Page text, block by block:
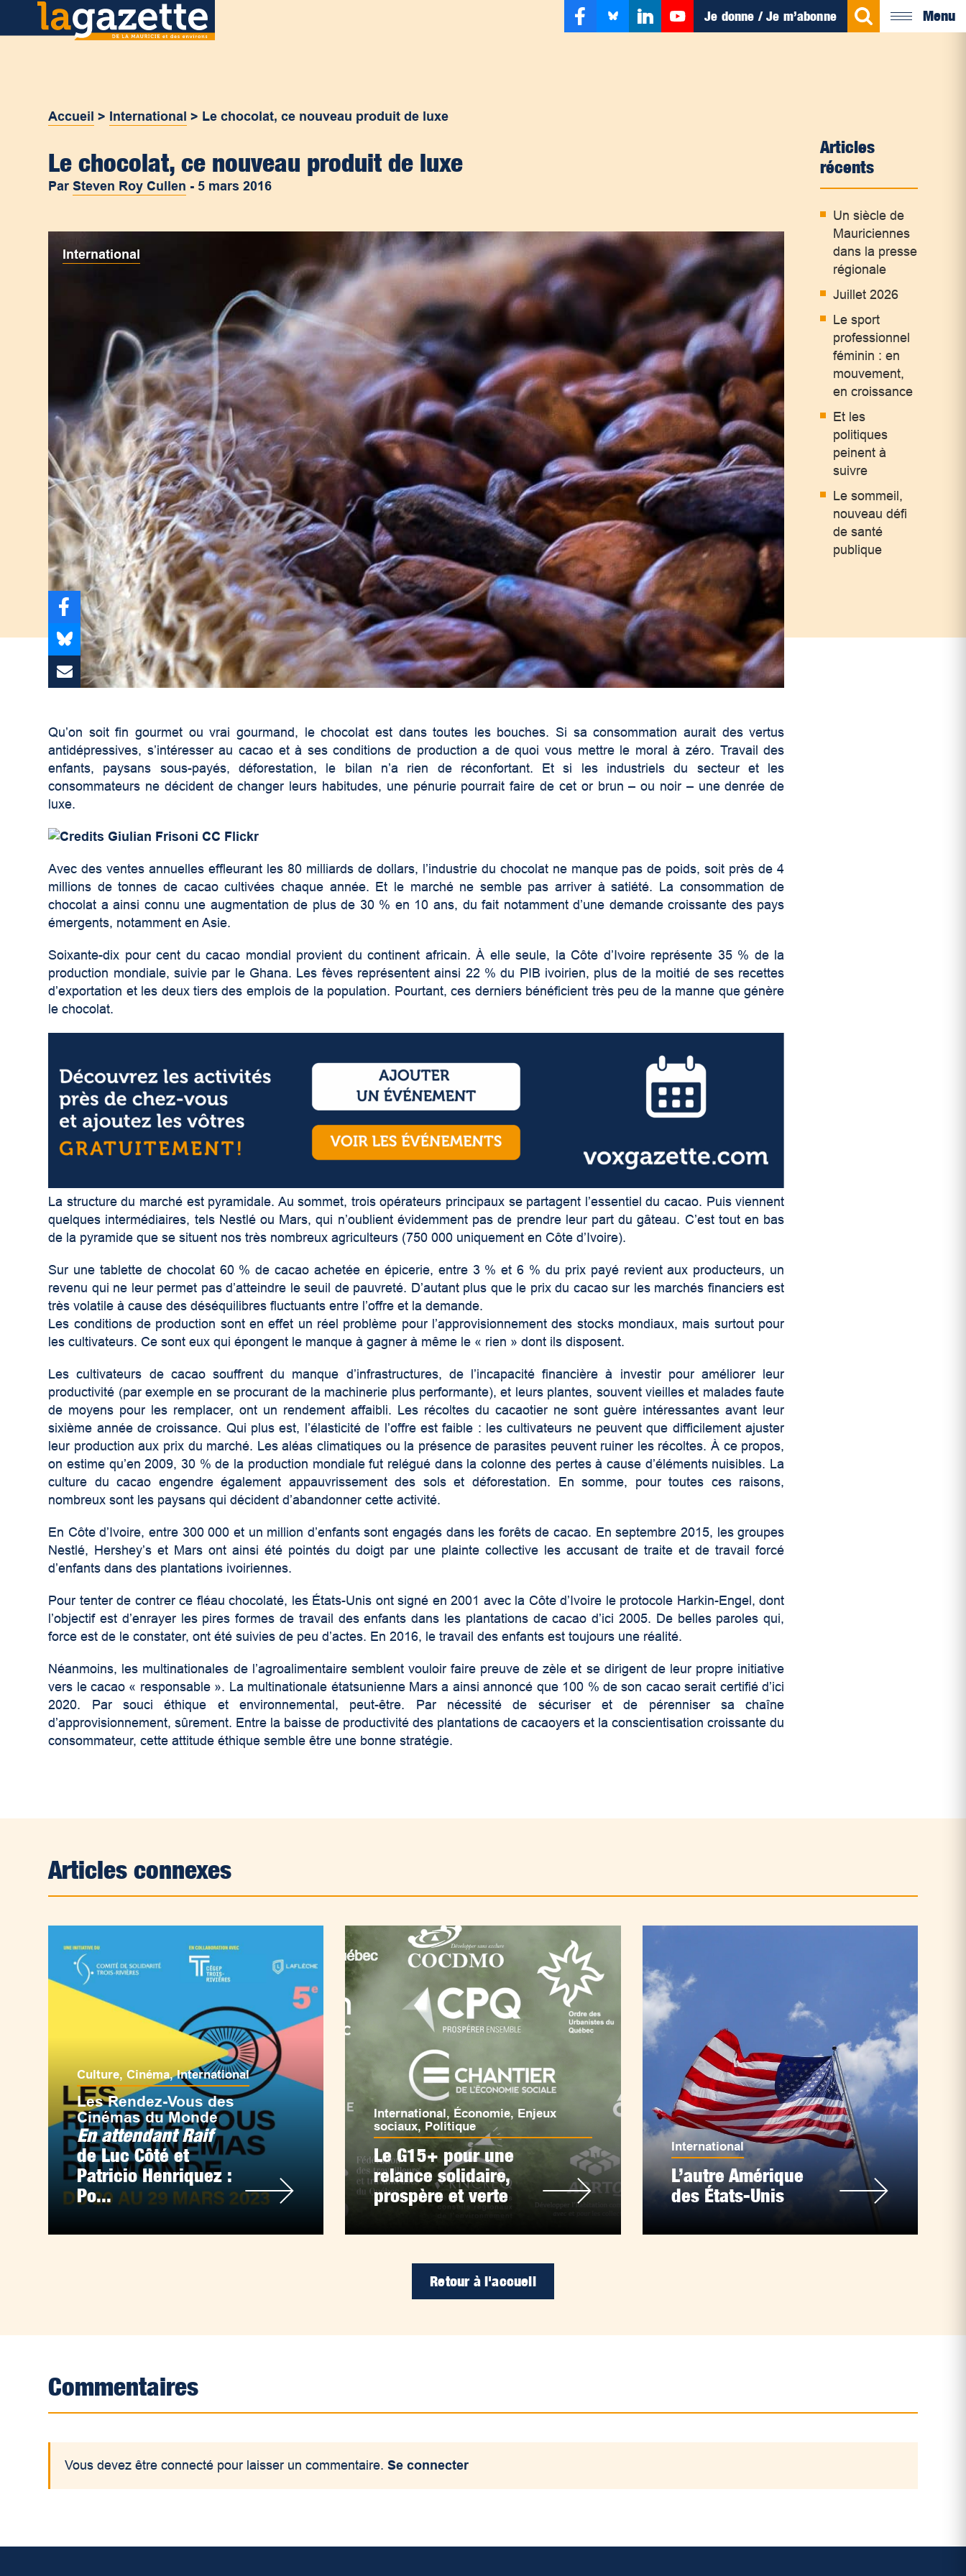
Je donne / Je m’abonne Menu
Accueil > International > Le chocolat, ce nouveau produit de luxe
Le chocolat, ce nouveau produit de luxe
ParSteven Roy Cullen - 5 mars 2016
International
Qu’on soit fin gourmet ou vrai gourmand, le chocolat est dans toutes les bouches. Si sa consommation aurait des vertus
antidépressives, s’intéresser au cacao et à ses conditions de production a de quoi vous mettre le moral à zéro. Travail des
enfants, paysans sous-payés, déforestation, le bilan n’a rien de réconfortant. Et si les industriels du secteur et les
consommateurs ne décident de changer leurs habitudes, une pénurie pourrait faire de cet or brun – ou noir – une denrée de
luxe.
Avec des ventes annuelles effleurant les 80 milliards de dollars, l’industrie du chocolat ne manque pas de poids, soit près de 4
millions de tonnes de cacao cultivées chaque année. Et le marché ne semble pas arriver à satiété. La consommation de
chocolat a ainsi connu une augmentation de plus de 30 % en 10 ans, du fait notamment d’une demande croissante des pays
émergents, notamment en Asie.
Soixante-dix pour cent du cacao mondial provient du continent africain. À elle seule, la Côte d’Ivoire représente 35 % de la
production mondiale, suivie par le Ghana. Les fèves représentent ainsi 22 % du PIB ivoirien, plus de la moitié de ses recettes
d’exportation et les deux tiers des emplois de la population. Pourtant, ces derniers bénéficient très peu de la manne que génère
le chocolat.
La structure du marché est pyramidale. Au sommet, trois opérateurs principaux se partagent l’essentiel du cacao. Puis viennent
quelques intermédiaires, tels Nestlé ou Mars, qui n’oublient évidemment pas de prendre leur part du gâteau. C’est tout en bas
de la pyramide que se situent nos très nombreux agriculteurs (750 000 uniquement en Côte d’Ivoire).
Sur une tablette de chocolat 60 % de cacao achetée en épicerie, entre 3 % et 6 % du prix payé revient aux producteurs, un
revenu qui ne leur permet pas d’atteindre le seuil de pauvreté. D’autant plus que le prix du cacao sur les marchés financiers est
très volatile à cause des déséquilibres fluctuants entre l’offre et la demande.
Les conditions de production sont en effet un réel problème pour l’approvisionnement des stocks mondiaux, mais surtout pour
les cultivateurs. Ce sont eux qui épongent le manque à gagner à même le « rien » dont ils disposent.
Les cultivateurs de cacao souffrent du manque d’infrastructures, de l’incapacité financière à investir pour améliorer leur
productivité (par exemple en se procurant de la machinerie plus performante), et leurs plantes, souvent vieilles et malades faute
de moyens pour les remplacer, ont un rendement affaibli. Les récoltes du cacaotier ne sont guère intéressantes avant leur
sixième année de croissance. Qui plus est, l’élasticité de l’offre est faible : les cultivateurs ne peuvent que difficilement ajuster
leur production aux prix du marché. Les aléas climatiques ou la présence de parasites peuvent ruiner les récoltes. À ce propos,
on estime qu’en 2009, 30 % de la production mondiale fut relégué dans la colonne des pertes à cause d’éléments nuisibles. La
culture du cacao engendre également appauvrissement des sols et déforestation. En somme, pour toutes ces raisons,
nombreux sont les paysans qui décident d’abandonner cette activité.
En Côte d’Ivoire, entre 300 000 et un million d’enfants sont engagés dans les forêts de cacao. En septembre 2015, les groupes
Nestlé, Hershey’s et Mars ont ainsi été pointés du doigt par une plainte collective les accusant de traite et de travail forcé
d’enfants dans des plantations ivoiriennes.
Pour tenter de contrer ce fléau chocolaté, les États-Unis ont signé en 2001 avec la Côte d’Ivoire le protocole Harkin-Engel, dont
l’objectif est d’enrayer les pires formes de travail des enfants dans les plantations de cacao d’ici 2005. De belles paroles qui,
force est de le constater, ont été suivies de peu d’actes. En 2016, le travail des enfants est toujours une réalité.
Néanmoins, les multinationales de l’agroalimentaire semblent vouloir faire preuve de zèle et se dirigent de leur propre initiative
vers le cacao « responsable ». La multinationale étatsunienne Mars a ainsi annoncé que 100 % de son cacao serait certifié d’ici
2020. Par souci éthique et environnemental, peut-être. Par nécessité de sécuriser et de pérenniser sa chaîne
d’approvisionnement, sûrement. Entre la baisse de productivité des plantations de cacaoyers et la conscientisation croissante du
consommateur, cette attitude éthique semble être une bonne stratégie.
Articles
récents
Un siècle de
Mauriciennes
dans la presse
régionale
Juillet 2026
Le sport
professionnel
féminin : en
mouvement,
en croissance
Et les
politiques
peinent à
suivre
Le sommeil,
nouveau défi
de santé
publique
Articles connexes
Culture,Cinéma,International
Les Rendez-Vous des
Cinémas du Monde
En attendant Raif
de Luc Côté et
Patricio Henriquez :
Po...
International,Économie, Enjeux
sociaux, Politique
Le G15+ pour une
relance solidaire,
prospère et verte
International
L’autre Amérique
des États-Unis
Retour à l'accueil
Commentaires
Vous devez être connecté pour laisser un commentaire.Se connecter